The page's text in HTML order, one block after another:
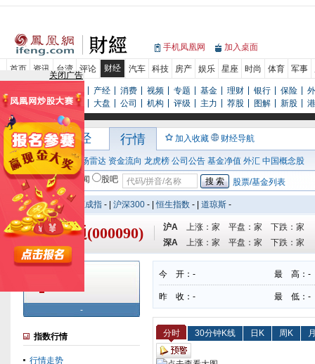
手机凤凰网 加入桌面
首页 资讯 台湾 评论 财经 汽车 科技 房产 娱乐 星座 时尚 体育 军事
专栏 产经 消费 视频 专题 基金 理财 银行 保险
行情
数据 研报 大盘 公司 机构 评级 主力 荐股 图解 新股
凤凰网财经 行情 加入收藏 财经导航
行情首页 大单 市场雷达 资金流向 龙虎榜 公司公告 基金净值 外汇 中国概念股
股票/基金
新闻 股吧 股票/基金列表
上证指数 -| 深证成指 - 沪深300 - |恒生指数 - 道琼斯 -
上证流通(000090) 沪A 上涨： 家 平盘： 家 下跌： 家
深A 上涨： 家 平盘： 家 下跌： 家
-
指数行情
行情走势
今 开： - 最 高： -
昨 收： - 最 低： -
分时 30分钟K线 日K 周K
关闭广告